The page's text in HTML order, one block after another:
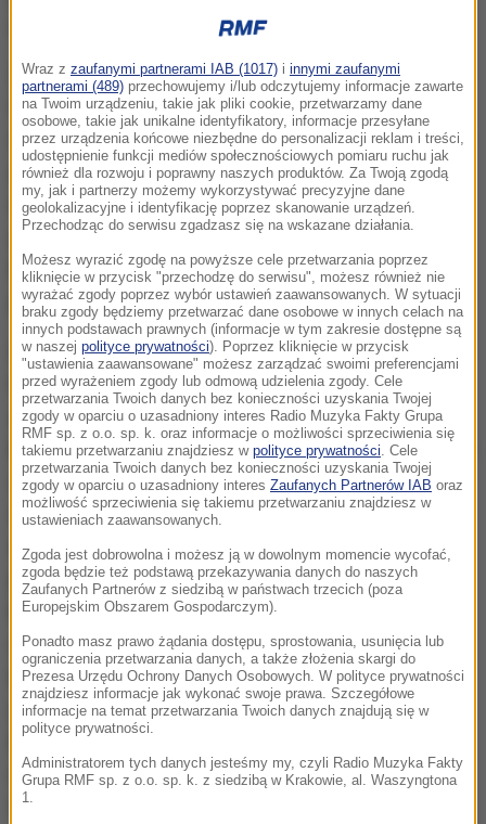
Z pierwszej informacji, jaka dotarła do policjantów z
CBŚP z Zarządu w Gorzowie Wielkopolskim
wynikało, że na terenie woj. lubuskiego produkowany
jest olej konopny zawierający THC. Wszystko
wskazywało na to, że w wynajmowanym obiekcie w
gminie Krzeszyce dochodzi do produkcji oleju
konopnego, który następnie jest rozprowadzany
poprzez strony internetowe.
Dzięki akcji policjantów udało się zlikwidować
laboratorium i zatrzymać trzy osoby. W hali,
znajdującej się na posesji, funkcjonariusze odkryli
kompletną linię produkcyjną służącą do wytwarzania
oleju. Tam też było kilkadziesiąt worków
wypełnionych suszem konopi oraz różnego rodzaju
substancje i chemikalia. W hali zatrzymano
pierwsze dwie osoby, w tym młodego mężczyznę,
który jak wynika z ustaleń śledczych, był
odpowiedzialny za właściwą produkcję oleju
konopnego. W domu funkcjonariusze znaleźli
gotowy do sprzedaży produkt oraz mnóstwo
buteleczek i fiolek z dozownikami, które miały być
wykorzystane do dalszej dystrybucji nielegalnego
towaru. Tam też została zatrzymana trzecia osoba.
Wraz z zaufanymi partnerami IAB (1017) i innymi zaufanymi
partnerami (489) przechowujemy i/lub odczytujemy informacje zawarte
na Twoim urządzeniu, takie jak pliki cookie, przetwarzamy dane
osobowe, takie jak unikalne identyfikatory, informacje przesyłane
przez urządzenia końcowe niezbędne do personalizacji reklam i treści,
udostępnienie funkcji mediów społecznościowych pomiaru ruchu jak
również dla rozwoju i poprawny naszych produktów. Za Twoją zgodą
my, jak i partnerzy możemy wykorzystywać precyzyjne dane
geolokalizacyjne i identyfikację poprzez skanowanie urządzeń.
Przechodząc do serwisu zgadzasz się na wskazane działania.
Możesz wyrazić zgodę na powyższe cele przetwarzania poprzez
kliknięcie w przycisk "przechodzę do serwisu", możesz również nie
wyrażać zgody poprzez wybór ustawień zaawansowanych. W sytuacji
braku zgody będziemy przetwarzać dane osobowe w innych celach na
innych podstawach prawnych (informacje w tym zakresie dostępne są
w naszej polityce prywatności). Poprzez kliknięcie w przycisk
"ustawienia zaawansowane" możesz zarządzać swoimi preferencjami
przed wyrażeniem zgody lub odmową udzielenia zgody. Cele
przetwarzania Twoich danych bez konieczności uzyskania Twojej
zgody w oparciu o uzasadniony interes Radio Muzyka Fakty Grupa
RMF sp. z o.o. sp. k. oraz informacje o możliwości sprzeciwienia się
takiemu przetwarzaniu znajdziesz w polityce prywatności. Cele
przetwarzania Twoich danych bez konieczności uzyskania Twojej
zgody w oparciu o uzasadniony interes Zaufanych Partnerów IAB oraz
możliwość sprzeciwienia się takiemu przetwarzaniu znajdziesz w
ustawieniach zaawansowanych.
Zgoda jest dobrowolna i możesz ją w dowolnym momencie wycofać,
zgoda będzie też podstawą przekazywania danych do naszych
Zaufanych Partnerów z siedzibą w państwach trzecich (poza
Europejskim Obszarem Gospodarczym).
Ponadto masz prawo żądania dostępu, sprostowania, usunięcia lub
ograniczenia przetwarzania danych, a także złożenia skargi do
Prezesa Urzędu Ochrony Danych Osobowych. W polityce prywatności
znajdziesz informacje jak wykonać swoje prawa. Szczegółowe
informacje na temat przetwarzania Twoich danych znajdują się w
polityce prywatności.
Administratorem tych danych jesteśmy my, czyli Radio Muzyka Fakty
Grupa RMF sp. z o.o. sp. k. z siedzibą w Krakowie, al. Waszyngtona
1.